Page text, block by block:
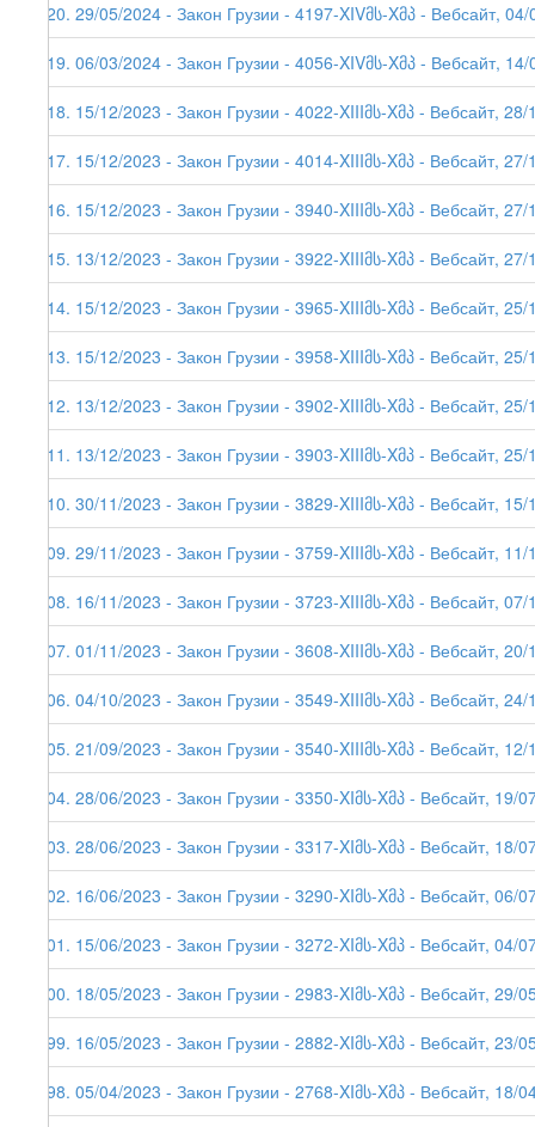
220. 29/05/2024 - Закон Грузии - 4197-XIVმს-Xმპ - Вебсайт,
219. 06/03/2024 - Закон Грузии - 4056-XIVმს-Xმპ - Вебсайт,
218. 15/12/2023 - Закон Грузии - 4022-XIIIმს-Xმპ - Вебсайт,
217. 15/12/2023 - Закон Грузии - 4014-XIIIმს-Xმპ - Вебсайт,
216. 15/12/2023 - Закон Грузии - 3940-XIIIმს-Xმპ - Вебсайт,
215. 13/12/2023 - Закон Грузии - 3922-XIIIმს-Xმპ - Вебсайт,
214. 15/12/2023 - Закон Грузии - 3965-XIIIმს-Xმპ - Вебсайт,
213. 15/12/2023 - Закон Грузии - 3958-XIIIმს-Xმპ - Вебсайт,
212. 13/12/2023 - Закон Грузии - 3902-XIIIმს-Xმპ - Вебсайт,
211. 13/12/2023 - Закон Грузии - 3903-XIIIმს-Xმპ - Вебсайт,
210. 30/11/2023 - Закон Грузии - 3829-XIIIმს-Xმპ - Вебсайт,
209. 29/11/2023 - Закон Грузии - 3759-XIIIმს-Xმპ - Вебсайт,
208. 16/11/2023 - Закон Грузии - 3723-XIIIმს-Xმპ - Вебсайт,
207. 01/11/2023 - Закон Грузии - 3608-XIIIმს-Xმპ - Вебсайт,
206. 04/10/2023 - Закон Грузии - 3549-XIIIმს-Xმპ - Вебсайт,
205. 21/09/2023 - Закон Грузии - 3540-XIIIმს-Xმპ - Вебсайт,
204. 28/06/2023 - Закон Грузии - 3350-XIმს-Xმპ - Вебсайт, 19/
203. 28/06/2023 - Закон Грузии - 3317-XIმს-Xმპ - Вебсайт, 18/
202. 16/06/2023 - Закон Грузии - 3290-XIმს-Xმპ - Вебсайт, 06/
201. 15/06/2023 - Закон Грузии - 3272-XIმს-Xმპ - Вебсайт, 04/
200. 18/05/2023 - Закон Грузии - 2983-XIმს-Xმპ - Вебсайт, 29/
199. 16/05/2023 - Закон Грузии - 2882-XIმს-Xმპ - Вебсайт,
198. 05/04/2023 - Закон Грузии - 2768-XIმს-Xმპ - Вебсайт, 18/